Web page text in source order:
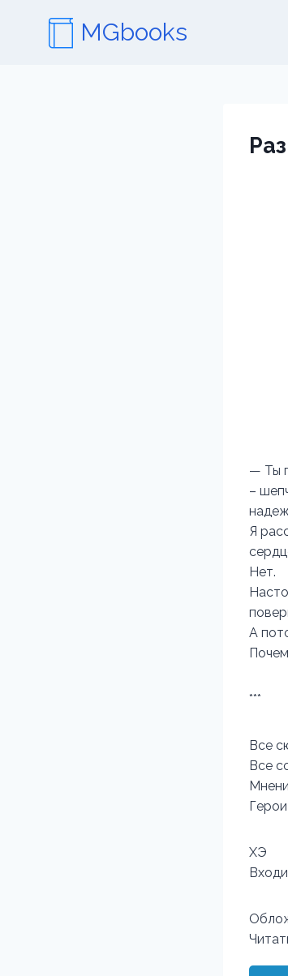
содержимому
MGbooks
— Ты
–
Я
Нет.
А
***
Все
Все
ХЭ